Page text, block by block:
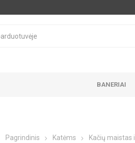
BANERIAI
Pagrindinis Katėms
Kačių maistas